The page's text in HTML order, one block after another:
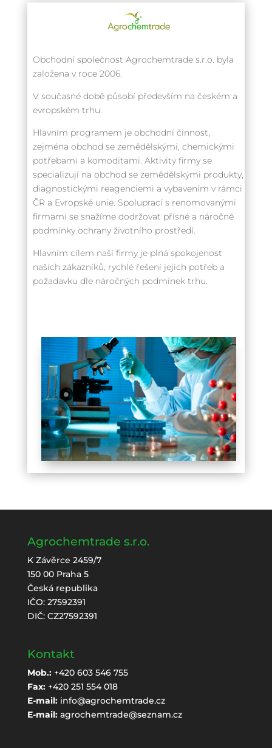
Obchodní společnost Agrochemtrade s.r.o. byla
založena v roce 2006.
V současné době působí především na českém a
evropském trhu.
Hlavním programem je obchodní činnost,
zejména obchod se zemědělskými, chemickými
potřebami a komoditami. Aktivity firmy se
specializují na obchod se zemědělskými produkty,
diagnostickými reagenciemi a vybavením v rámci
ČR a Evropské unie. Spoluprací s renomovanými
firmami se snažíme dodržovat přísné a náročné
podmínky ochrany životního prostředí.
Hlavním cílem naší firmy je plná spokojenost
našich zákazníků, rychlé řešení jejich potřeb a
požadavku dle náročných podmínek trhu.
Agrochemtrade s.r.o.
K Závěrce 2459/7
150 00 Praha 5
Česká republika
IČO: 27592391
DIČ: CZ27592391
Kontakt
Mob.:+420 603 546 755
Fax:+420 251 554 018
E-mail: info@agrochemtrade.cz
E-mail: agrochemtrade@seznam.cz